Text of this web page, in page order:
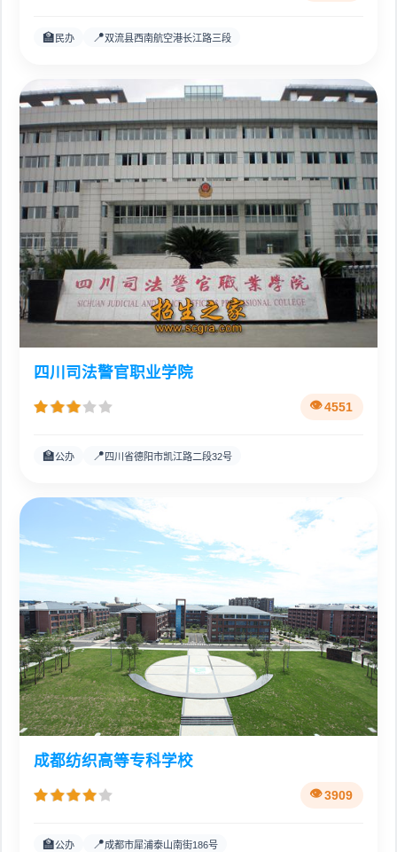
🏫 民办 📍双流县西南航空港长江路三段
四川司法警官职业学院
4551
🏫公办 📍四川省德阳市凯江路二段32号
成都纺织高等专科学校
3909
🏫公办 📍成都市犀浦泰山南街186号